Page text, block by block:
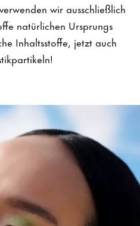
wir ausschließlich
natürlichen Ursprungs
Inhaltsstoffe, jetzt auch